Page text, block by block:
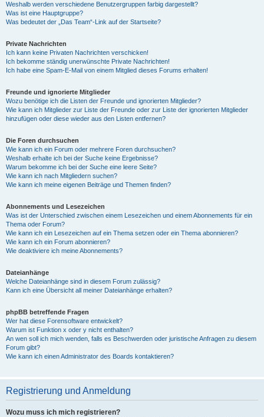
Weshalb werden verschiedene Benutzergruppen farbig dargestellt?
Was ist eine Hauptgruppe?
Was bedeutet der „Das Team“-Link auf der Startseite?
Private Nachrichten
Ich kann keine Privaten Nachrichten verschicken!
Ich bekomme ständig unerwünschte Private Nachrichten!
Ich habe eine Spam-E-Mail von einem Mitglied dieses Forums erhalten!
Freunde und ignorierte Mitglieder
Wozu benötige ich die Listen der Freunde und ignorierten Mitglieder?
Wie kann ich Mitglieder zur Liste der Freunde oder zur Liste der ignorierten Mitglieder
hinzufügen oder diese wieder aus den Listen entfernen?
Die Foren durchsuchen
Wie kann ich ein Forum oder mehrere Foren durchsuchen?
Weshalb erhalte ich bei der Suche keine Ergebnisse?
Warum bekomme ich bei der Suche eine leere Seite?
Wie kann ich nach Mitgliedern suchen?
Wie kann ich meine eigenen Beiträge und Themen finden?
Abonnements und Lesezeichen
Was ist der Unterschied zwischen einem Lesezeichen und einem Abonnements für ein
Thema oder Forum?
Wie kann ich ein Lesezeichen auf ein Thema setzen oder ein Thema abonnieren?
Wie kann ich ein Forum abonnieren?
Wie deaktiviere ich meine Abonnements?
Dateianhänge
Welche Dateianhänge sind in diesem Forum zulässig?
Kann ich eine Übersicht all meiner Dateianhänge erhalten?
phpBB betreffende Fragen
Wer hat diese Forensoftware entwickelt?
Warum ist Funktion x oder y nicht enthalten?
An wen soll ich mich wenden, falls es Beschwerden oder juristische Anfragen zu diesem
Forum gibt?
Wie kann ich einen Administrator des Boards kontaktieren?
Registrierung und Anmeldung
Wozu muss ich mich registrieren?